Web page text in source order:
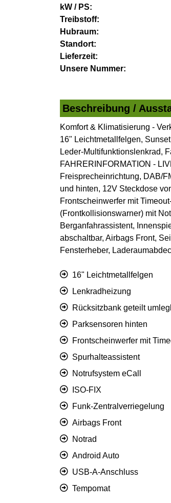
kW / PS:
Treibstoff:
Hubraum:
Standort:
Lieferzeit:
Unsere Nummer:
Beschreibung /
Komfort & Klimatisierung -
16" Leichtmetallfelgen,
Leder-Multifunktionslenkrad,
FAHRERINFORMATION -
Freisprecheinrichtung, DAB/
und hinten, 12V Steckdose
Frontscheinwerfer mit
(Frontkollisionswarner) mit
Berganfahrassistent,
abschaltbar, Airbags Front,
Fensterheber,
16" Leichtmetallfelgen
Lenkradheizung
Rücksitzbank geteilt
Parksensoren hinten
Frontscheinwerfer mit
Spurhalteassistent
Notrufsystem eCall
ISO-FIX
Funk-Zentralverriegelung
Airbags Front
Notrad
Android Auto
USB-A-Anschluss
Tempomat